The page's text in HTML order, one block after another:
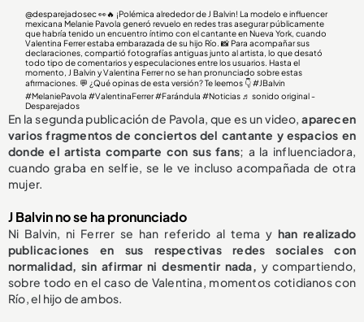
@desparejadosec👀🔥 ¡Polémica alrededor de J Balvin! La modelo e influencer
mexicana Melanie Pavola generó revuelo en redes tras asegurar públicamente
que habría tenido un encuentro íntimo con el cantante en Nueva York, cuando
Valentina Ferrer estaba embarazada de su hijo Río. 📸 Para acompañar sus
declaraciones, compartió fotografías antiguas junto al artista, lo que desató
todo tipo de comentarios y especulaciones entre los usuarios. Hasta el
momento, J Balvin y Valentina Ferrer no se han pronunciado sobre estas
afirmaciones. 💬 ¿Qué opinas de esta versión? Te leemos 👇#JBalvin
#MelaniePavola #ValentinaFerrer#Farándula #Noticias ♬ sonido original -
Desparejados
En la segunda publicación de Pavola, que es un video,aparecen
varios fragmentos de conciertos del cantante y espacios en
donde el artista comparte con sus fans; a la influenciadora,
cuando graba en selfie, se le ve incluso acompañada de otra
mujer.
J Balvin no se ha pronunciado
Ni Balvin, ni Ferrer se han referido al tema y han realizado
publicaciones en sus respectivas redes sociales con
normalidad, sin afirmar ni desmentir nada, y compartiendo,
sobre todo en el caso de Valentina, momentos cotidianos con
Río, el hijo de ambos.